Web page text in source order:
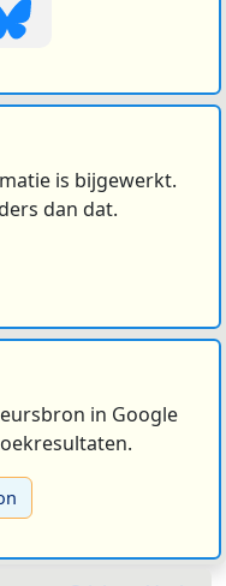
is bijgewerkt.
dan dat.
in Google